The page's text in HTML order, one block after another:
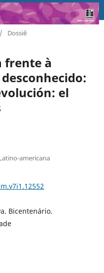
/ Dossiê
frente à
el
americana
Bicentenário.